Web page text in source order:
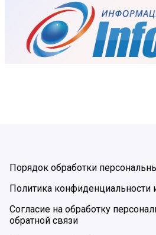
Порядок обработки
Политика
Согласие на обработку
обратной связи